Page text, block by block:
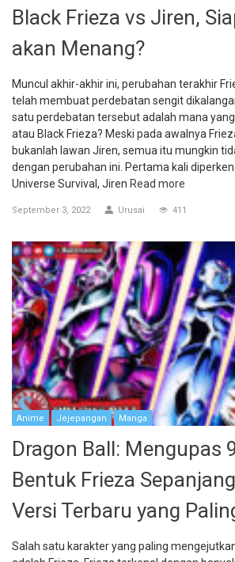
Black Frieza vs Jiren,
akan Menang?
Muncul akhir-akhir ini, perubahan terakhir
telah membuat perdebatan sengit
satu perdebatan tersebut adalah mana
atau Black Frieza? Meski pada awalnya
bukanlah lawan Jiren, semua itu mungkin
dengan perubahan ini. Pertama kali
Universe Survival, Jiren Read more
September 3, 2022 Urusai 411
Anime Jejepangan Manga
Dragon Ball: Mengupas
Bentuk Frieza
Versi Terbaru yang
Salah satu karakter yang paling